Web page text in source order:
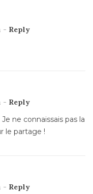
- Reply
- Reply
ne connaissais pas la
le partage !
- Reply